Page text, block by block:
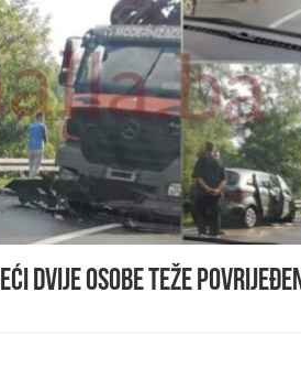
dvije osobe teže